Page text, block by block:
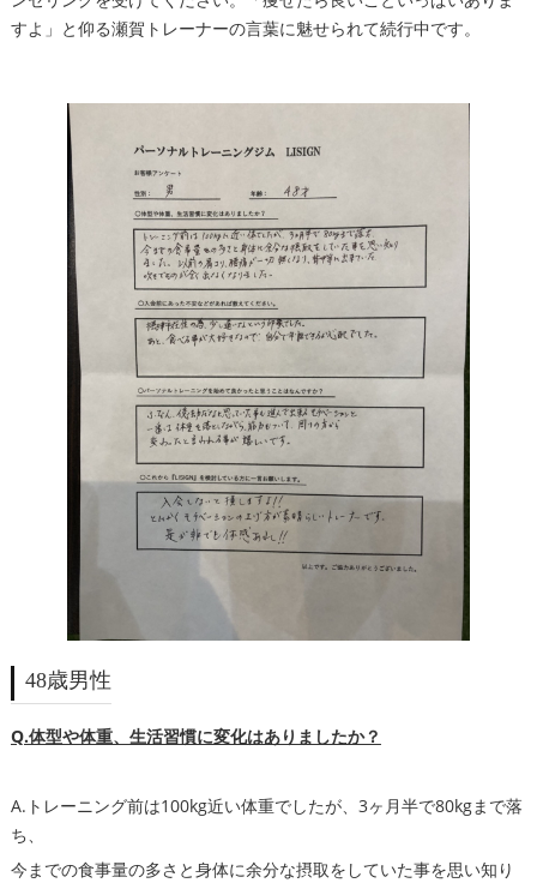
すよ」と仰る瀬賀トレーナーの言葉に魅せられて続行中です。
48歳男性
Q.体型や体重、生活習慣に変化はありましたか？
A.トレーニング前は100kg近い体重でしたが、3ヶ月半で80kgまで落
ち、
今までの食事量の多さと身体に余分な摂取をしていた事を思い知り